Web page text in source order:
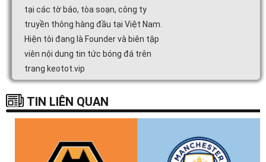
tại các tờ báo, tòa soạn, công ty
truyền thông hàng đầu tại Việt Nam.
Hiện tôi đang là Founder và biên tập
viên nội dung tin tức bóng đá trên
trang keotot.vip
TIN LIÊN QUAN